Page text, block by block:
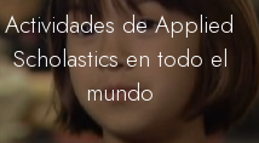
Actividades de Applied
Scholastics en todo el
mundo